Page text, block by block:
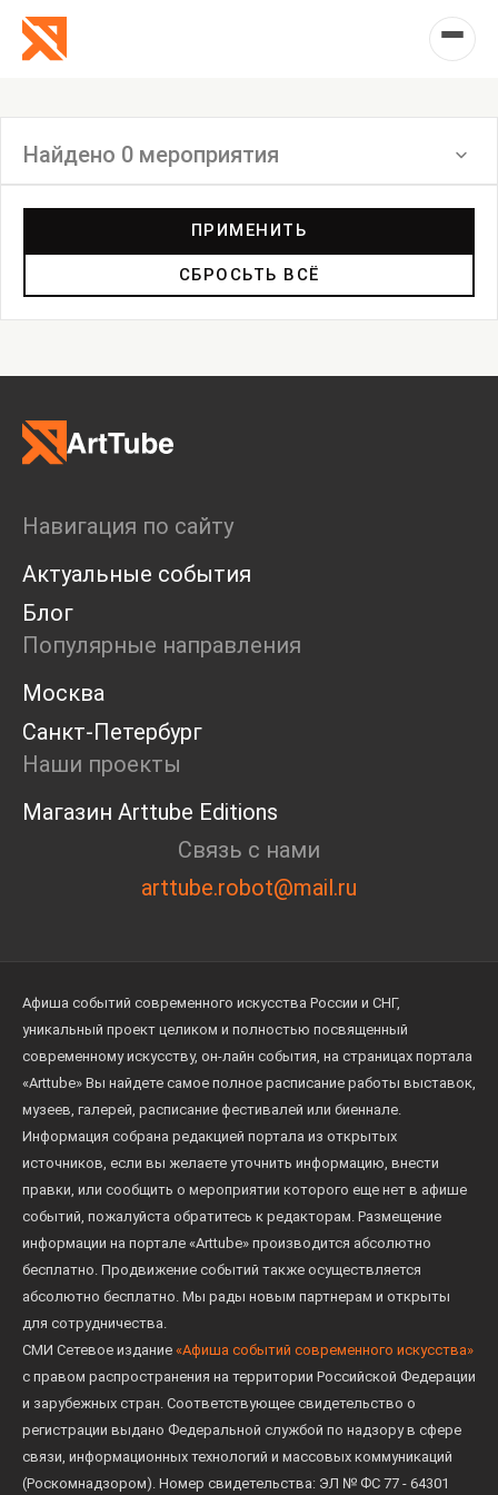
Найдено 0 мероприятия
Дискуссия
Пост-релиз
Пресс-конференция
Ярмарка
Open call
Экскурсия
Дискуссия
Cosmoscow 2024
Blazar 2024
Встречи
Круглый стол
ПРИМЕНИТЬ
СБРОСЬТЬ ВСЁ
Навигация по сайту
Актуальные события
Блог
Популярные направления
Москва
Санкт-Петербург
Наши проекты
Магазин Arttube Editions
Связь с нами
arttube.robot@mail.ru
Афиша событий современного искусства России и СНГ,
уникальный проект целиком и полностью посвященный
современному искусству, он-лайн события, на страницах портала
«Arttube» Вы найдете самое полное расписание работы выставок,
музеев, галерей, расписание фестивалей или биеннале.
Информация собрана редакцией портала из открытых
источников, если вы желаете уточнить информацию, внести
правки, или сообщить о мероприятии которого еще нет в афише
событий, пожалуйста обратитесь к редакторам. Размещение
информации на портале «Arttube» производится абсолютно
бесплатно. Продвижение событий также осуществляется
абсолютно бесплатно. Мы рады новым партнерам и открыты
для сотрудничества.
СМИ Сетевое издание «Афиша событий современного искусства»
с правом распространения на территории Российской Федерации
и зарубежных стран. Соответствующее свидетельство о
регистрации выдано Федеральной службой по надзору в сфере
связи, информационных технологий и массовых коммуникаций
(Роскомнадзором). Номер свидетельства: ЭЛ № ФС 77 - 64301